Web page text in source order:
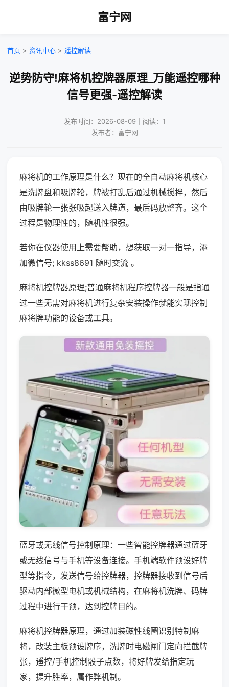
富宁网
首页 > 资讯中心 > 遥控解读
逆势防守!麻将机控牌器原理_万能遥控哪种
信号更强-遥控解读
发布时间：2026-08-09｜阅读：1
发布者：富宁网
麻将机的工作原理是什么？现在的全自动麻将机核心
是洗牌盘和吸牌轮，牌被打乱后通过机械搅拌，然后
由吸牌轮一张张吸起送入牌道，最后码放整齐。这个
过程是物理性的，随机性很强。
若你在仪器使用上需要帮助，想获取一对一指导，添
加微信号; kkss8691 随时交流 。
麻将机控牌器原理;普通麻将机程序控牌器一般是指通
过一些无需对麻将机进行复杂安装操作就能实现控制
麻将牌功能的设备或工具。
蓝牙或无线信号控制原理：一些智能控牌器通过蓝牙
或无线信号与手机等设备连接。手机端软件预设好牌
型等指令，发送信号给控牌器，控牌器接收到信号后
驱动内部微型电机或机械结构，在麻将机洗牌、码牌
过程中进行干预，达到控牌目的。
麻将机控牌器原理，通过加装磁性线圈识别特制麻
将，改装主板预设牌序，洗牌时电磁闸门定向拦截牌
张，遥控/手机控制骰子点数，将好牌发给指定玩
家，提升胜率，属作弊机制。